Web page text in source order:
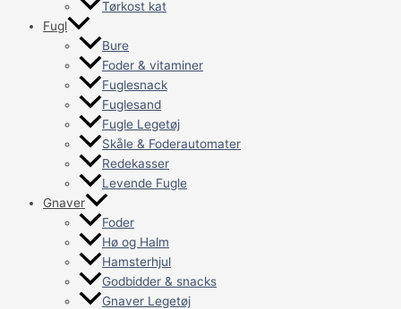
Tørkost kat
Fugl
Bure
Foder & vitaminer
Fuglesnack
Fuglesand
Fugle Legetøj
Skåle & Foderautomater
Redekasser
Levende Fugle
Gnaver
Foder
Hø og Halm
Hamsterhjul
Godbidder & snacks
Gnaver Legetøj